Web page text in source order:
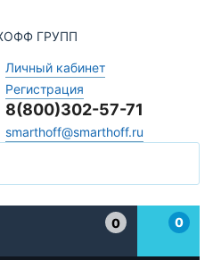
Личный кабинет
Регистрация
8(800)302-57-71
smarthoff@smarthoff.ru
0
0